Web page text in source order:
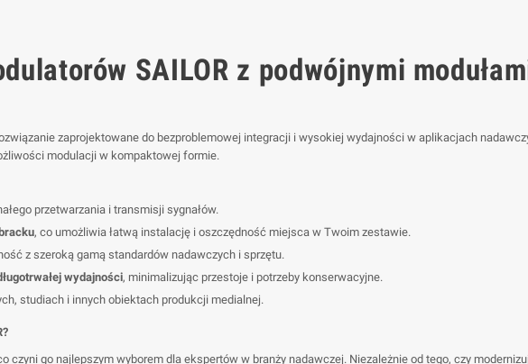
SAILOR z podwójnymi
zaprojektowane do bezproblemowej integracji i wysokiej wydajności w aplikacjach
modulacji w kompaktowej formie.
przetwarzania i transmisji sygnałów.
, co umożliwia łatwą instalację i oszczędność miejsca w Twoim zestawie.
z szeroką gamą standardów nadawczych i sprzętu.
wydajności, minimalizując przestoje i potrzeby konserwacyjne.
studiach i innych obiektach produkcji medialnej.
go najlepszym wyborem dla ekspertów w branży nadawczej. Niezależnie od tego, czy